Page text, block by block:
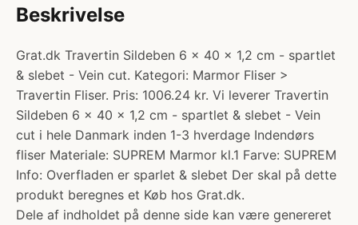
Beskrivelse
Grat.dk Travertin Sildeben 6 x 40 x 1,2 cm - spartlet
& slebet - Vein cut. Kategori: Marmor Fliser >
Travertin Fliser. Pris: 1006.24 kr. Vi leverer Travertin
Sildeben 6 x 40 x 1,2 cm - spartlet & slebet - Vein
cut i hele Danmark inden 1-3 hverdage Indendørs
fliser Materiale: SUPREM Marmor kl.1 Farve: SUPREM
Info: Overfladen er sparlet & slebet Der skal på dette
produkt beregnes et Køb hos Grat.dk.
Dele af indholdet på denne side kan være genereret